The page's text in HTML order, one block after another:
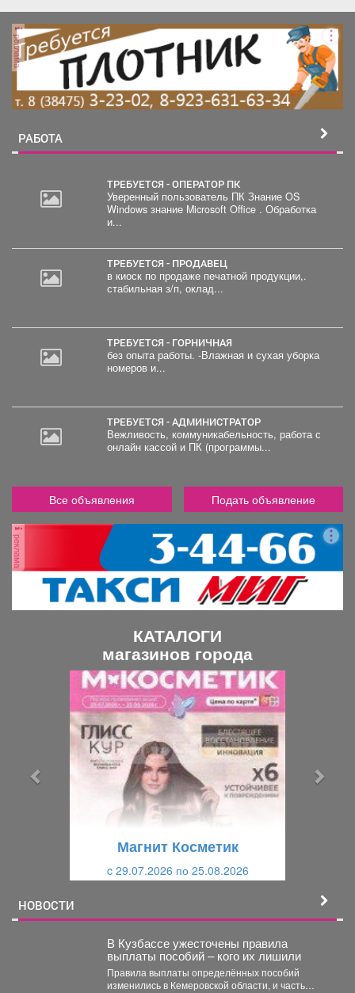
реклама
РАБОТА
ТРЕБУЕТСЯ - ОПЕРАТОР ПК
Уверенный пользователь ПК Знание OS
Windows знание Microsoft Office . Обработка
и...
ТРЕБУЕТСЯ - ПРОДАВЕЦ
в киоск по продаже печатной продукции,.
стабильная з/п, оклад...
ТРЕБУЕТСЯ - ГОРНИЧНАЯ
без опыта работы. -Влажная и сухая уборка
номеров и...
ТРЕБУЕТСЯ - АДМИНИСТРАТОР
Вежливость, коммуникабельность, работа с
онлайн кассой и ПК (программы...
Все объявления Подать объявление
реклама
КАТАЛОГИ
магазинов города
Магнит Косметик
c 29.07.2026 по 25.08.2026
НОВОСТИ
В Кузбассе ужесточены правила
выплаты пособий – кого их лишили
Правила выплаты определённых пособий
изменились в Кемеровской области, и часть